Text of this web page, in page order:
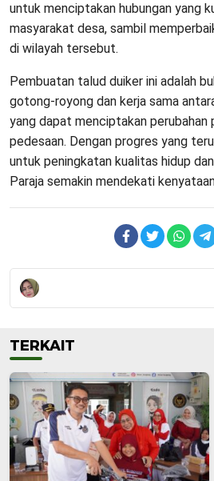
untuk menciptakan hubungan yang
masyarakat desa, sambil
di wilayah tersebut.
Pembuatan talud duiker ini adalah
gotong-royong dan kerja sama
yang dapat menciptakan
pedesaan. Dengan progres yang
untuk peningkatan kualitas hidup
Paraja semakin mendekati
TERKAIT